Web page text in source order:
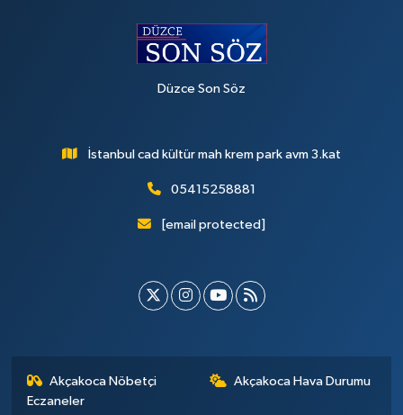
Düzce Son Söz
İstanbul cad kültür mah krem park avm 3.kat
05415258881
[email protected]
Akçakoca Nöbetçi
Eczaneler
Akçakoca Hava Durumu